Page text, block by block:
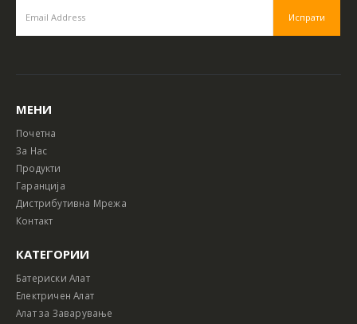
МЕНИ
Почетна
За Нас
Продукти
Гаранција
Дистрибутивна Мрежа
Контакт
КАТЕГОРИИ
Батериски Алат
Електричен Алат
Алат за Заварување